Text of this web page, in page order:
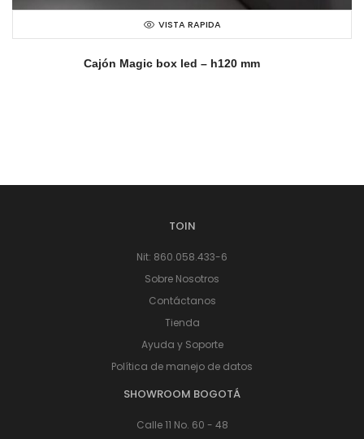
VISTA RAPIDA
Cajón Magic box led – h120 mm
TOIN
Nit: 860.058.433-6
Sobre Nosotros
Contáctanos
Tienda
Ayuda y Soporte
Política de manejo de datos
SHOWROOM BOGOTÁ
Calle 11 No. 60 - 48